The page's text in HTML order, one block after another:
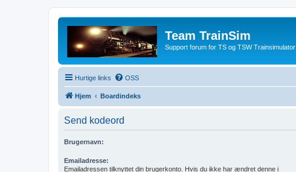
Team TrainSim
Support forum for TS og TSW Trainsimulator
Hurtige links OSS
Hjem Boardindeks
Send kodeord
Brugernavn:
Emailadresse:
Emailadressen tilknyttet din brugerkonto. Hvis du ikke har ændret denne i